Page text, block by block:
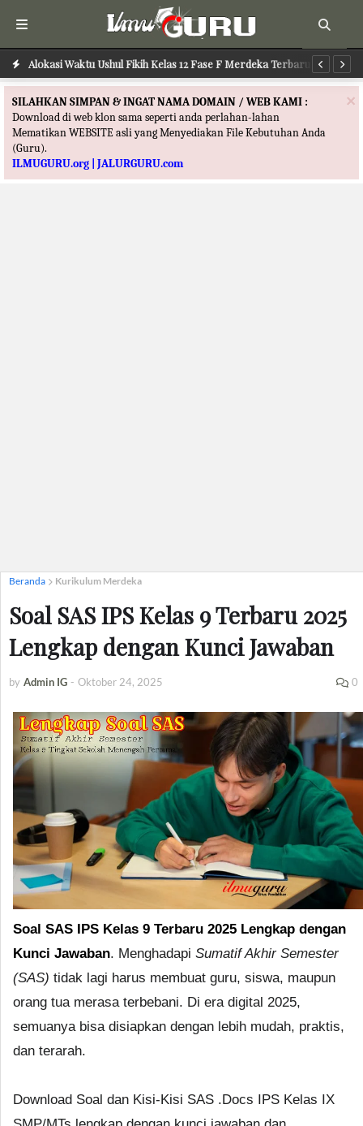
Alokasi Waktu Ushul Fikih Kelas 12 Fase F Merdeka Terbaru
Alokasi Waktu Ilmu Tafsir Kelas 12 Fase F Merdeka Terbaru
×
SILAHKAN SIMPAN & INGAT NAMA DOMAIN / WEB KAMI :
Download di web klon sama seperti anda perlahan-lahan
Mematikan WEBSITE asli yang Menyediakan File Kebutuhan Anda
(Guru).
ILMUGURU.org | JALURGURU.com
Beranda Kurikulum Merdeka
Soal SAS IPS Kelas 9 Terbaru 2025
Lengkap dengan Kunci Jawaban
by Admin IG - Oktober 24, 2025 0
Soal SAS IPS Kelas 9 Terbaru 2025 Lengkap dengan
Kunci Jawaban. Menghadapi Sumatif Akhir Semester
(SAS) tidak lagi harus membuat guru, siswa, maupun
orang tua merasa terbebani. Di era digital 2025,
semuanya bisa disiapkan dengan lebih mudah, praktis,
dan terarah.
Download Soal dan Kisi-Kisi SAS .Docs IPS Kelas IX